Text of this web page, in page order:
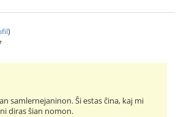
)
samlernejaninon. Ŝi estas ĉina, kaj mi
diras ŝian nomon.